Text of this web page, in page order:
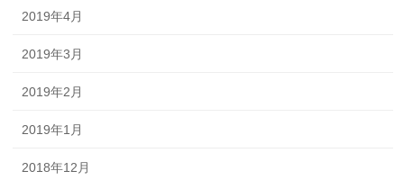
2019年4月
2019年3月
2019年2月
2019年1月
2018年12月